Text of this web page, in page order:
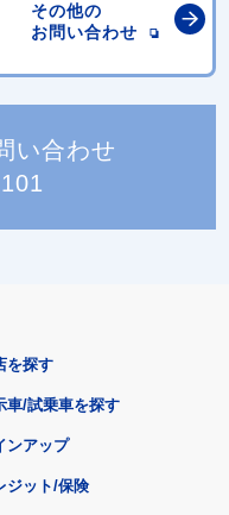
その他の
お問い合わせ
い合わせ
を探す
車/試乗車を探す
ンアップ
ジット/保険